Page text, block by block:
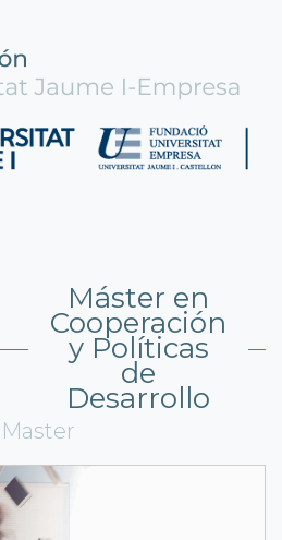
Máster en
Cooperación
y Políticas
de
Desarrollo
Master